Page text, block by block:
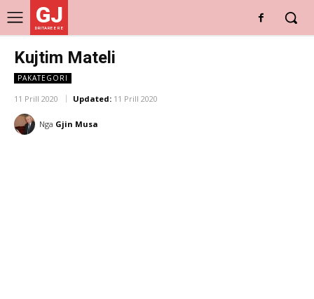
GJ
DRITARE E RE
Kujtim Mateli
PAKATEGORI
11 Prill 2020 Updated: 11 Prill 2020
Nga Gjin Musa